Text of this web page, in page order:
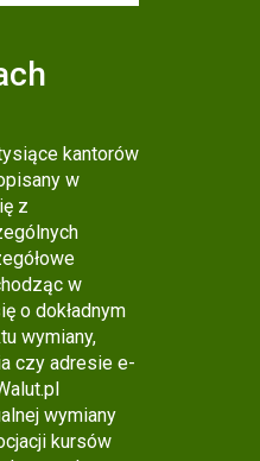
kantorów
w
z
w
o dokładnym
wymiany,
czy adresie e-
wymiany
kursów